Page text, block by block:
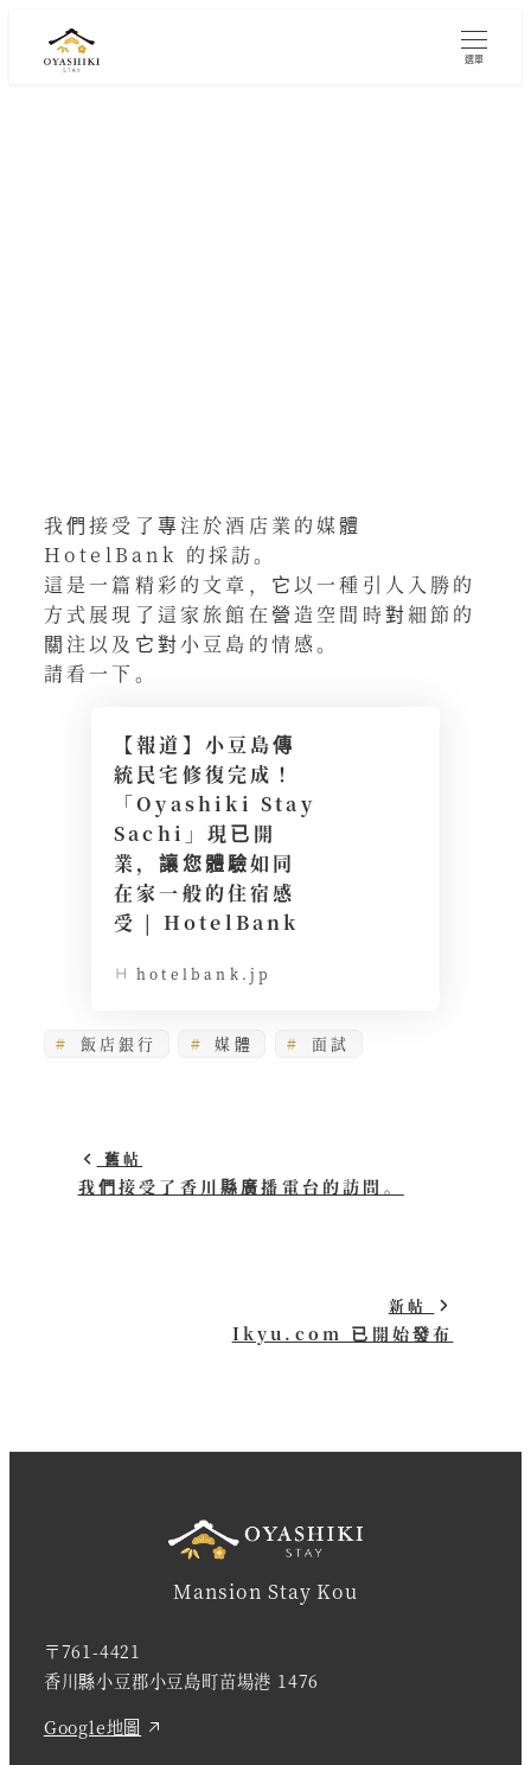
選單
我們接受了專注於酒店業的媒體
HotelBank 的採訪。
這是一篇精彩的文章，它以一種引人入勝的
方式展現了這家旅館在營造空間時對細節的
關注以及它對小豆島的情感。
請看一下。
【報道】小豆島傳
統民宅修復完成！
「Oyashiki Stay
Sachi」現已開
業，讓您體驗如同
在家一般的住宿感
受 | HotelBank
hotelbank.jp
飯店銀行 媒體 面試
舊帖
我們接受了香川縣廣播電台的訪問。
新帖
Ikyu.com 已開始發布
Mansion Stay Kou
〒761-4421
香川縣小豆郡小豆島町苗場港 1476
Google地圖